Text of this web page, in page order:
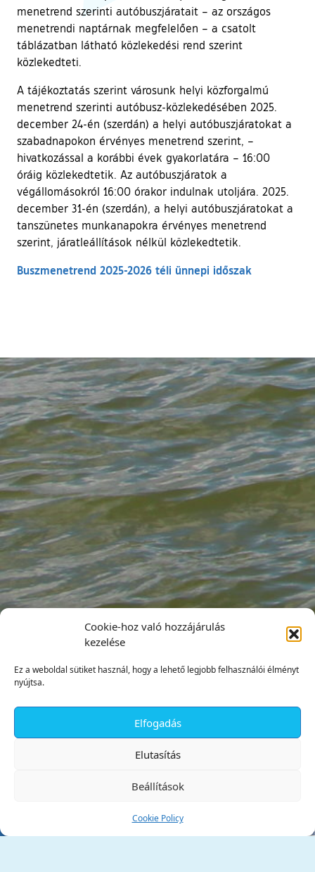
Cookie-hoz való hozzájárulás
kezelése
Ez a weboldal sütiket használ, hogy a lehető legjobb felhasználói élményt
nyújtsa.
Elfogadás
Elutasítás
Beállítások
Cookie Policy
menetrend szerinti autóbuszjáratait – az országos
menetrendi naptárnak megfelelően – a csatolt
táblázatban látható közlekedési rend szerint
közlekedteti.
A tájékoztatás szerint városunk helyi közforgalmú
menetrend szerinti autóbusz-közlekedésében 2025.
december 24-én (szerdán) a helyi autóbuszjáratokat a
szabadnapokon érvényes menetrend szerint, –
hivatkozással a korábbi évek gyakorlatára – 16:00
óráig közlekedtetik. Az autóbuszjáratok a
végállomásokról 16:00 órakor indulnak utoljára. 2025.
december 31-én (szerdán), a helyi autóbuszjáratokat a
tanszünetes munkanapokra érvényes menetrend
szerint, járatleállítások nélkül közlekedtetik.
Buszmenetrend 2025-2026 téli ünnepi időszak
Tata Város Önkormányzata
✕